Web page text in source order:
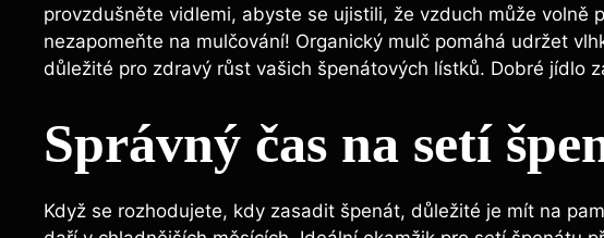
provzdušněte vidlemi, abyste se ujistili, že vzduch může volně
nezapomeňte na mulčování! Organický mulč pomáhá udržet
důležité pro zdravý růst vašich špenátových lístků. Dobré jídlo
Správný čas na setí
Když se rozhodujete, kdy zasadit špenát, důležité je mít na